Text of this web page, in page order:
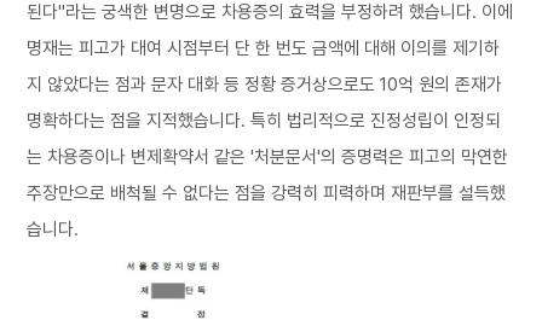
된다"라는 궁색한 변명으로 차용증의 효력을 부정하려 했습니다. 이에
명재는 피고가 대여 시점부터 단 한 번도 금액에 대해 이의를 제기하
지 않았다는 점과 문자 대화 등 정황 증거상으로도 10억 원의 존재가
명확하다는 점을 지적했습니다. 특히 법리적으로 진정성립이 인정되
는 차용증이나 변제확약서 같은 '처분문서'의 증명력은 피고의 막연한
주장만으로 배척될 수 없다는 점을 강력히 피력하며 재판부를 설득했
습니다.